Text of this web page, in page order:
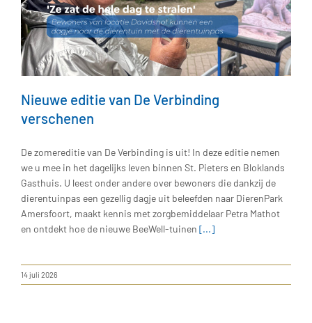
Nieuwe editie van De Verbinding
verschenen
De zomereditie van De Verbinding is uit! In deze editie nemen
we u mee in het dagelijks leven binnen St. Pieters en Bloklands
Gasthuis. U leest onder andere over bewoners die dankzij de
dierentuinpas een gezellig dagje uit beleefden naar DierenPark
Amersfoort, maakt kennis met zorgbemiddelaar Petra Mathot
en ontdekt hoe de nieuwe BeeWell-tuinen [...]
14 juli 2026